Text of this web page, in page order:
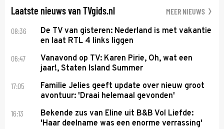
Laatste nieuws van TVgids.nl MEER NIEUWS
08:36
De TV van gisteren: Nederland is met vakantie
en laat RTL 4 links liggen
06:47
Vanavond op TV: Karen Pirie, Oh, wat een
jaar!, Staten Island Summer
17:05
Familie Jelies geeft update over nieuw groot
avontuur: 'Draai helemaal gevonden'
16:13
Bekende zus van Eline uit B&B Vol Liefde:
'Haar deelname was een enorme verrassing'